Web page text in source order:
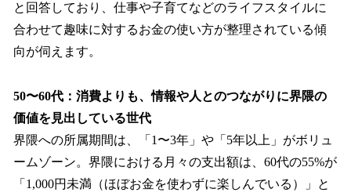
と回答しており、仕事や子育てなどのライフスタイルに
合わせて趣味に対するお金の使い方が整理されている傾
向が伺えます。
50〜60代：消費よりも、情報や人とのつながりに界隈の
価値を見出している世代
界隈への所属期間は、「1〜3年」や「5年以上」がボリュ
ームゾーン。界隈における月々の支出額は、60代の55%が
「1,000円未満（ほぼお金を使わずに楽しんでいる）」と